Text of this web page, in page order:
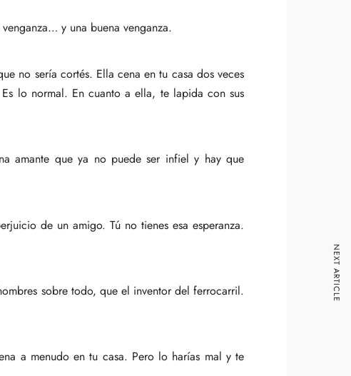
y una buena venganza.
no sería cortés. Ella cena en tu casa dos veces
lo normal. En cuanto a ella, te lapida con sus
amante que ya no puede ser infiel y hay que
de un amigo. Tú no tienes esa esperanza.
sobre todo, que el inventor del ferrocarril.
a menudo en tu casa. Pero lo harías mal y te
NEXT ARTICLE